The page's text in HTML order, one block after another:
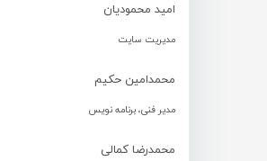
امید محمودیان
مدیریت سایت
محمدامین حکیم
مدیر فنی، برنامه نویس
محمدرضا کمالی